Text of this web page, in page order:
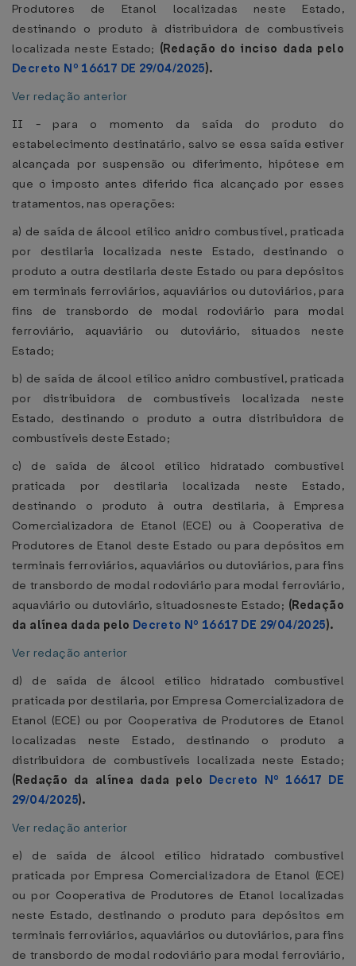
Produtores de Etanol localizadas neste Estado,
destinando o produto à distribuidora de combustíveis
localizada neste Estado; (Redação do inciso dada pelo
Decreto Nº 16617 DE 29/04/2025).
Ver redação anterior
II - para o momento da saída do produto do
estabelecimento destinatário, salvo se essa saída estiver
alcançada por suspensão ou diferimento, hipótese em
que o imposto antes diferido fica alcançado por esses
tratamentos, nas operações:
a) de saída de álcool etílico anidro combustível, praticada
por destilaria localizada neste Estado, destinando o
produto a outra destilaria deste Estado ou para depósitos
em terminais ferroviários, aquaviários ou dutoviários, para
fins de transbordo de modal rodoviário para modal
ferroviário, aquaviário ou dutoviário, situados neste
Estado;
b) de saída de álcool etílico anidro combustível, praticada
por distribuidora de combustíveis localizada neste
Estado, destinando o produto a outra distribuidora de
combustíveis deste Estado;
c) de saída de álcool etílico hidratado combustível
praticada por destilaria localizada neste Estado,
destinando o produto à outra destilaria, à Empresa
Comercializadora de Etanol (ECE) ou à Cooperativa de
Produtores de Etanol deste Estado ou para depósitos em
terminais ferroviários, aquaviários ou dutoviários, para fins
de transbordo de modal rodoviário para modal ferroviário,
aquaviário ou dutoviário, situadosneste Estado; (Redação
da alínea dada pelo Decreto Nº 16617 DE 29/04/2025).
Ver redação anterior
d) de saída de álcool etílico hidratado combustível
praticada por destilaria, por Empresa Comercializadora de
Etanol (ECE) ou por Cooperativa de Produtores de Etanol
localizadas neste Estado, destinando o produto a
distribuidora de combustíveis localizada neste Estado;
(Redação da alínea dada pelo Decreto Nº 16617 DE
29/04/2025).
Ver redação anterior
e) de saída de álcool etílico hidratado combustível
praticada por Empresa Comercializadora de Etanol (ECE)
ou por Cooperativa de Produtores de Etanol localizadas
neste Estado, destinando o produto para depósitos em
terminais ferroviários, aquaviários ou dutoviários, para fins
de transbordo de modal rodoviário para modal ferroviário,